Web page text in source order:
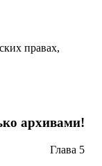
правах,
архивами!
Глава 5